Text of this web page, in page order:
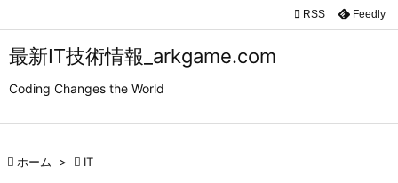
最新IT技術情報_arkgame.com
Coding Changes the World


 RSS Feedly
 ホーム >  IT